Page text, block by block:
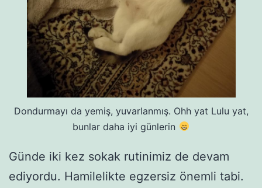
Dondurmayı da yemiş, yuvarlanmış. Ohh yat Lulu yat,
bunlar daha iyi günlerin
Günde iki kez sokak rutinimiz de devam
ediyordu. Hamilelikte egzersiz önemli tabi.